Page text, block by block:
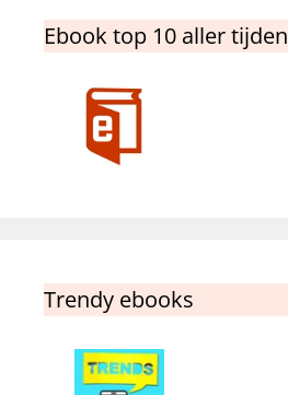
Ebook top 10 aller tijden
Trendy ebooks